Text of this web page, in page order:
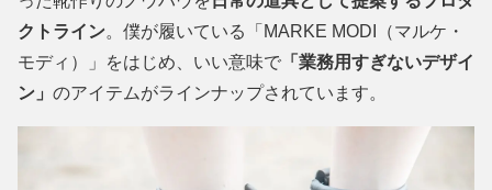
クトライン。僕が履いている「MARKE MODI（マルケ・
モディ）」をはじめ、いい意味で 「業務用すぎないデザイ
ン」 のアイテムがラインナップされています。